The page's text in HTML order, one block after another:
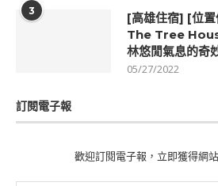
3
[高雄住宿] [位
The Tree
林悠閒氣息的奇
05/27/2022
訂閱電子報
歡迎訂閱電子報，立即獲得網